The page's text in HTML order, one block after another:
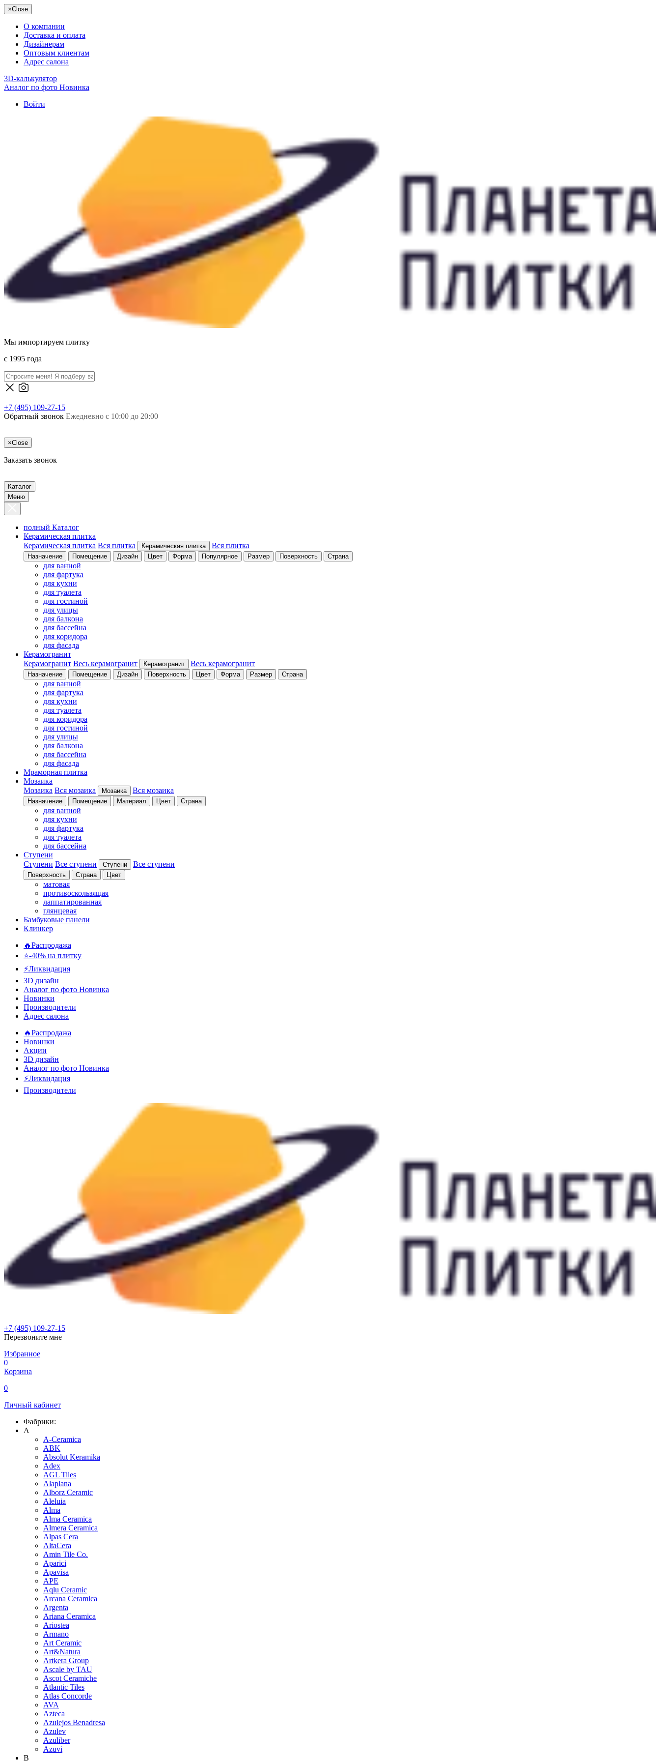
×Close
О компании
Доставка и оплата
Дизайнерам
Оптовым клиентам
Адрес салона
3D-калькулятор
Аналог по фото Новинка
Войти
Мы импортируем плитку
c 1995 года
+7 (495) 109-27-15
Обратный звонок Ежедневно с 10:00 до 20:00
×Close
Заказать звонок
Каталог
Меню
полный Каталог
Керамическая плитка
Керамическая плитка Вся плитка Керамическая плитка Вся плитка
Назначение Помещение Дизайн Цвет Форма Популярное Размер Поверхность Страна
для ванной
для фартука
для кухни
для туалета
для гостиной
для улицы
для балкона
для бассейна
для коридора
для фасада
Керамогранит
Керамогранит Весь керамогранит Керамогранит Весь керамогранит
Назначение Помещение Дизайн Поверхность Цвет Форма Размер Страна
для ванной
для фартука
для кухни
для туалета
для коридора
для гостиной
для улицы
для балкона
для бассейна
для фасада
Мраморная плитка
Мозаика
Мозаика Вся мозаика Мозаика Вся мозаика
Назначение Помещение Материал Цвет Страна
для ванной
для кухни
для фартука
для туалета
для бассейна
Ступени
Ступени Все ступени Ступени Все ступени
Поверхность Страна Цвет
матовая
противоскользящая
лаппатированная
глянцевая
Бамбуковые панели
Клинкер
🔥Распродажа
⭐-40% на плитку
⚡️Ликвидация
3D дизайн
Аналог по фото Новинка
Новинки
Производители
Адрес салона
🔥Распродажа
Новинки
Акции
3D дизайн
Аналог по фото Новинка
⚡Ликвидация
Производители
+7 (495) 109-27-15
Перезвоните мне
Избранное
0
Корзина
0
Личный кабинет
Фабрики:
A
A-Ceramica
ABK
Absolut Keramika
Adex
AGL Tiles
Alaplana
Alborz Ceramic
Aleluia
Alma
Alma Ceramica
Almera Ceramica
Alpas Cera
AltaCera
Amin Tile Co.
Aparici
Apavisa
APE
Aqlu Ceramic
Arcana Ceramica
Argenta
Ariana Ceramica
Ariostea
Armano
Art Ceramic
Art&Natura
Artkera Group
Ascale by TAU
Ascot Ceramiche
Atlantic Tiles
Atlas Concorde
AVA
Azteca
Azulejos Benadresa
Azulev
Azuliber
Azuvi
B